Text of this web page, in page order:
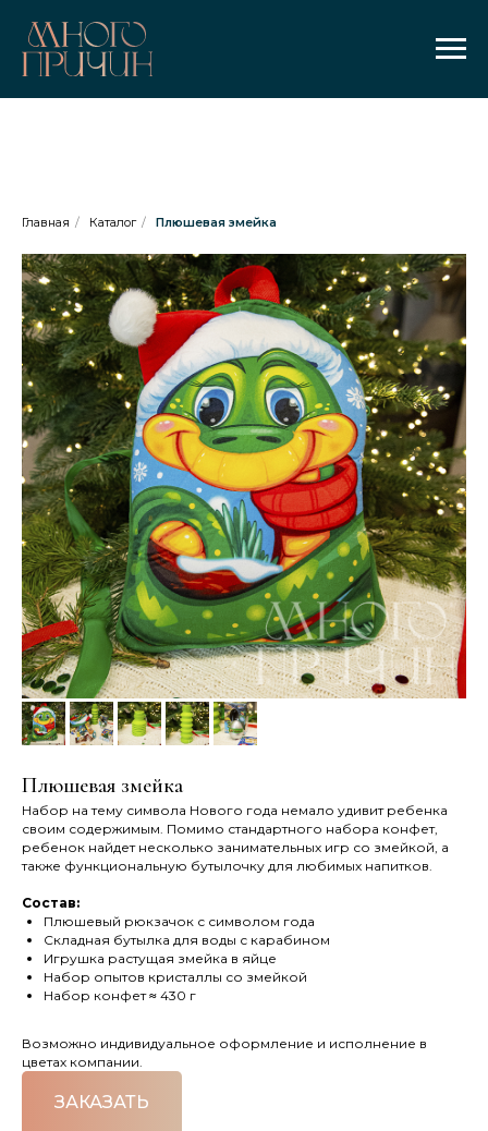
Главная / Каталог / Плюшевая змейка
Плюшевая змейка
Набор на тему символа Нового года немало удивит ребенка
своим содержимым. Помимо стандартного набора конфет,
ребенок найдет несколько занимательных игр со змейкой, а
также функциональную бутылочку для любимых напитков.
Состав:
Плюшевый рюкзачок с символом года
Складная бутылка для воды с карабином
Игрушка растущая змейка в яйце
Набор опытов кристаллы со змейкой
Набор конфет≈ 430 г
Возможно индивидуальное оформление и исполнение в
цветах компании.
ЗАКАЗАТЬ